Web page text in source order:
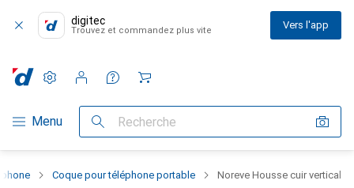
digitec
Trouvez et commandez plus vite Vers l'app
Navigation par catégorie
Menu Recherche
Paramètres
Compte client
Listes de comparaison
Listes d'envies
Panier
Coque pour téléphone portable Noreve Housse cuir vertical